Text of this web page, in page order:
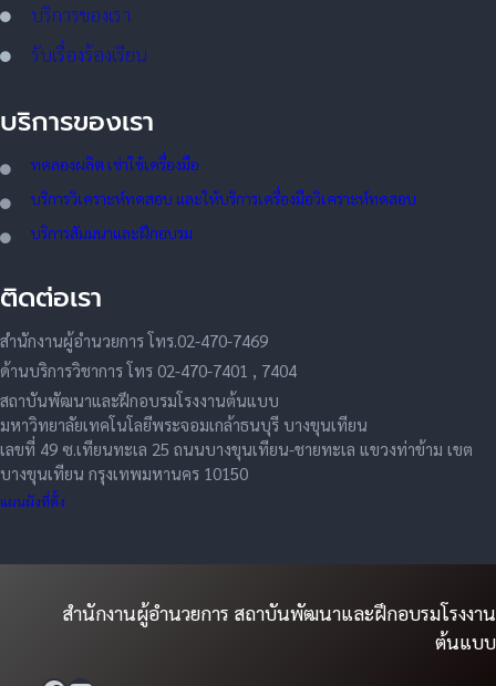
บริการของเรา
รับเรื่องร้องเรียน
บริการของเรา
ทดลองผลิต เช่าใช้เครื่องมือ
บริการวิเคราะห์ทดสอบ และให้บริการเครื่องมือวิเคราะห์ทดสอบ
บริการสัมมนาและฝึกอบรม
ติดต่อเรา
สำนักงานผู้อำนวยการ โทร.02-470-7469
ด้านบริการวิชาการ โทร 02-470-7401 , 7404
สถาบันพัฒนาและฝึกอบรมโรงงานต้นแบบ
มหาวิทยาลัยเทคโนโลยีพระจอมเกล้าธนบุรี บางขุนเทียน
เลขที่ 49 ซ.เทียนทะเล 25 ถนนบางขุนเทียน-ชายทะเล แขวงท่าข้าม เขต
บางขุนเทียน กรุงเทพมหานคร 10150
แผนผังที่ตั้ง
สำนักงานผู้อำนวยการ สถาบันพัฒนาและฝึกอบรมโรงงาน
ต้นแบบ